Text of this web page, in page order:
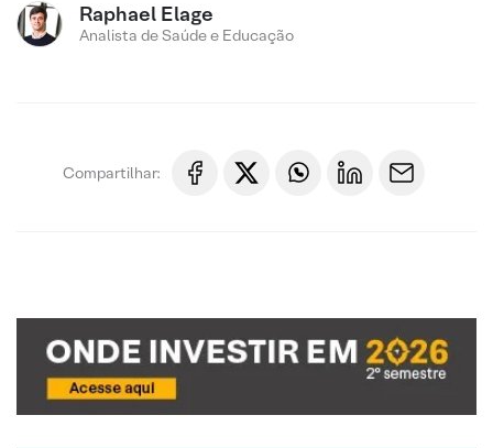
Raphael Elage
Analista de Saúde e Educação
Compartilhar: